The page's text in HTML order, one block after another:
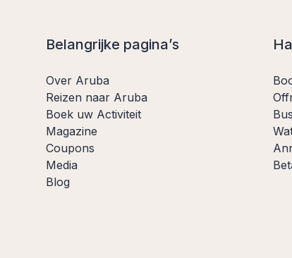
Belangrijke pagina’s
Over Aruba
Reizen naar Aruba
Boek uw Activiteit
Magazine
Coupons
Media
Blog